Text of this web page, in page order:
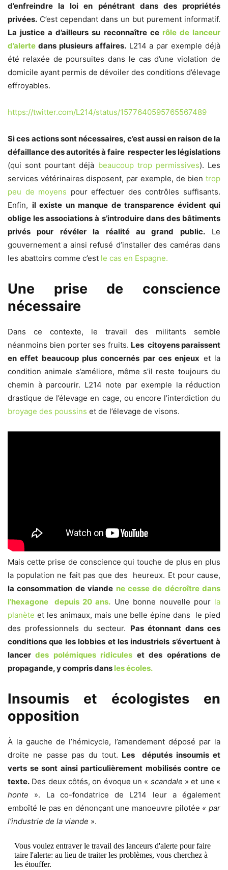
d’enfreindre la loi en pénétrant dans des propriétés
privées. C’est cependant dans un but purement informatif.
La justice a d’ailleurs su reconnaître ce rôle de lanceur
d’alerte dans plusieurs affaires.L214 a par exemple déjà
été relaxée de poursuites dans le cas d’une violation de
domicile ayant permis de dévoiler des conditions d’élevage
effroyables.
https://twitter.com/L214/status/1577640595765567489
Si ces actions sont nécessaires, c’est aussi en raison de la
défaillance des autorités à faire respecter les législations
(qui sont pourtant déjà beaucoup trop permissives). Les
services vétérinaires disposent, par exemple, de bien trop
peu de moyens pour effectuer des contrôles suffisants.
Enfin, il existe un manque de transparence évident qui
oblige les associations à s’introduire dans des bâtiments
privés pour révéler la réalité au grand public.Le
gouvernement a ainsi refusé d’installer des caméras dans
les abattoirs comme c’est le cas en Espagne.
Une prise de conscience
nécessaire
Dans ce contexte, le travail des militants semble
néanmoins bien porter ses fruits. Les citoyens paraissent
en effet beaucoup plus concernés par ces enjeux et la
condition animale s’améliore, même s’il reste toujours du
chemin à parcourir. L214 note par exemple la réduction
drastique de l’élevage en cage, ou encore l’interdiction du
broyage des poussins et de l’élevage de visons.
Mais cette prise de conscience qui touche de plus en plus
la population ne fait pas que des heureux. Et pour cause,
la consommation de viande ne cesse de décroître dans
l’hexagone depuis 20 ans. Une bonne nouvelle pour la
planète et les animaux, mais une belle épine dans le pied
des professionnels du secteur. Pas étonnant dans ces
conditions que les lobbies et les industriels s’évertuent à
lancerdes polémiques ridicules et des opérations de
propagande, y compris dans les écoles.
Insoumis et écologistes en
opposition
À la gauche de l’hémicycle, l’amendement déposé par la
droite ne passe pas du tout. Les députés insoumis et
verts se sont ainsi particulièrement mobilisés contre ce
texte. Des deux côtés, on évoque un « scandale » et une «
honte ». La co-fondatrice de L214 leur a également
emboîté le pas en dénonçant une manoeuvre pilotée « par
l’industrie de la viande ».
Vous voulez entraver le travail des lanceurs d'alerte pour faire
taire l'alerte: au lieu de traiter les problèmes, vous cherchez à
les étouffer.